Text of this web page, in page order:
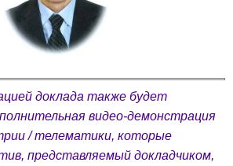
доклада также будет
видео-демонстрация
/ телематики, которые
представляемый докладчиком,